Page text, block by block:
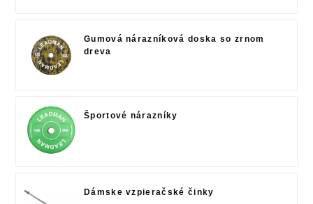
Gumová nárazníková doska so zrnom
dreva
Športové nárazníky
Dámske vzpieračské činky